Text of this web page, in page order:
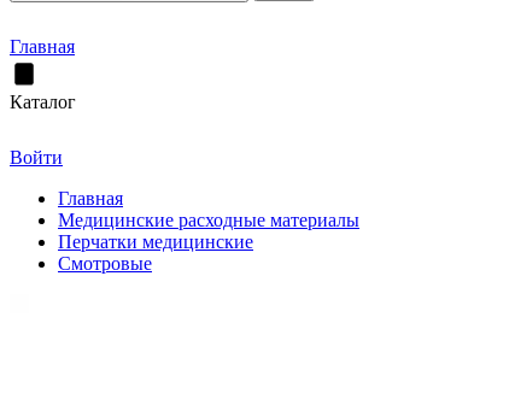
Главная
Каталог
Войти
Главная
Медицинские расходные материалы
Перчатки медицинские
Смотровые